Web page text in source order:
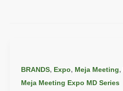
BRANDS, Expo, Meja Meeting,
Meja Meeting Expo MD Series